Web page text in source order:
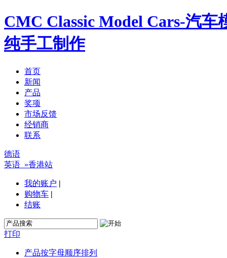
CMC Classic Model Cars-汽
纯手工制作
首页
新闻
产品
奖项
市场反馈
经销商
联系
德语
英语 »香港站
我的账户 |
购物车 |
结账
打印
产品按字母顺序排列